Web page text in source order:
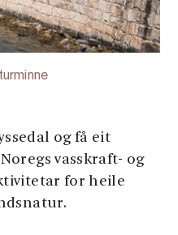
og få eit
vasskraft- og
for heile